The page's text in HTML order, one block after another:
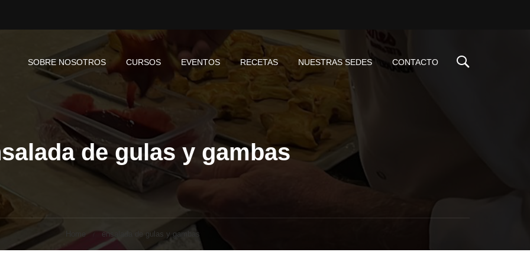
SOBRE NOSOTROS CURSOS EVENTOS RECETAS NUESTRAS SEDES CONTACTO
de gulas y gambas
Home ensalada de gulas y gambas